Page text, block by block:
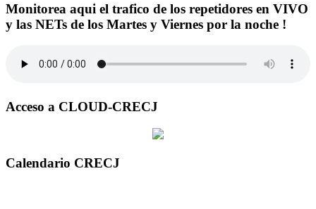
Monitorea aqui el trafico de los repetidores en VIVO
y las NETs de los Martes y Viernes por la noche !
Acceso a CLOUD-CRECJ
Calendario CRECJ